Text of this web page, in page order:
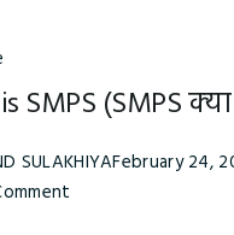
SMPS (SMPS
SULAKHIYAFebruary 24,